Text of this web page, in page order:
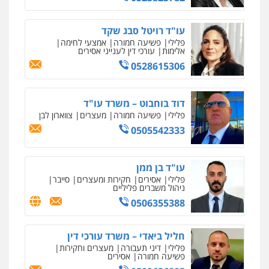
עו"ד קארין לגטיוי
פלילי פשיעה חמורה מעצרים וחקירות
0507446995
עו"ד ירון גיגי
פלילי צווארון לבן מעצרים הליכי הסגרה
0522249087
עו"ד רועי אטיאס
משפט פלילי פשיעה חמורה
525043999
עו"ד אסף כהן
פלילי פשיעה חמורה סמים והימורים
מעצרים וחקירות
0526555488
עו"ד רויטל סבג שקד
פלילי פשיעה חמורה אמצעי לחימה
אלימות עורכי דין לענייני אסירים
0528615306
דוד בוחבוט – משרד עו"ד
פלילי פשיעה חמורה מעצרים צווארון לבן
0505542333
עו"ד בן ממן
פלילי אסירים חקירות ומעצרים סייבר
ניהול משברים פליליים
0506355388
חליל ביאדי – משרד עורכי דין
פלילי דיני תעבורה מעצרים וחקירות
פשיעה חמורה אסירים
מרכז התחלה חדשה
אסירים עבירות מין שירותים מקצועיים
לעורכי דין
0544500346
מאיה בלום, עו"ס, טיפול ושיקום
טיפול בהתמכרויות שירותים מקצועיים
לעורכי דין
0504062539
עו"ד ד"ר אבי שקד
עבירות כלכליות הלבנת הון
עבירות פליליות
0544385337
איתי חקירות – שירותים לעורכי דין
חקירות פרטיות חקירות כלכליות